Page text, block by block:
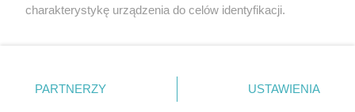
Facebook.com
Youtube.com
charakterystykę urządzenia do celów identyfikacji.
zmienić/wycofać klikając przycisk ustawień prywatności
znajdujący się w lewym dolnym rogu strony
. Niektóre
PARTNERZY USTAWIENIA